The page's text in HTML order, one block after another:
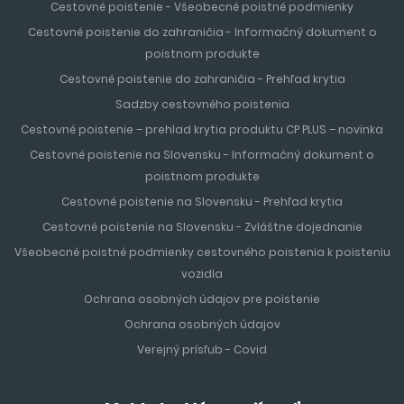
Niekoľko kilometrovú pobrežnú promenádu lemujú stovky
kvetov, paliem, reštaurácií, obchodov a luxusných hotelov.
Atrakciou mesta sú fontány, ktoré každý deň vo večerných
hodinách vytvárajú nádherné svetelné efekty. Dovolenka
patrí k najobľúbenejším dovolenkám turistov
približne 60 minút.
Malorkaje čarokrásny ostrov, nazývaný tiež ostrovom
pomarančovníkov, citrónovníkov a paliem a je najväčší
nielen z Baleárských ostrovov, ale aj najväčší ostrov
Španielska. Leží v západnej časti Stredozemného mora,
preskúmať či už autom alebo na fakultatívnych výletoch.
Jeho najväčším a zároveň i hlavným mestom je Palma de
a množstvom menších pláží. Dovolenka na
Malorke
Cestovné poistenie - Všeobecné poistné podmienky
Cestovné poistenie do zahraničia - Informačný dokument o
poistnom produkte
Cestovné poistenie do zahraničia - Prehľad krytia
Sadzby cestovného poistenia
Cestovné poistenie – prehlad krytia produktu CP PLUS – novinka
Cestovné poistenie na Slovensku - Informačný dokument o
poistnom produkte
Cestovné poistenie na Slovensku - Prehľad krytia
Cestovné poistenie na Slovensku - Zvláštne dojednanie
Všeobecné poistné podmienky cestovného poistenia k poisteniu
vozidla
Ochrana osobných údajov pre poistenie
Ochrana osobných údajov
Verejný prísľub - Covid